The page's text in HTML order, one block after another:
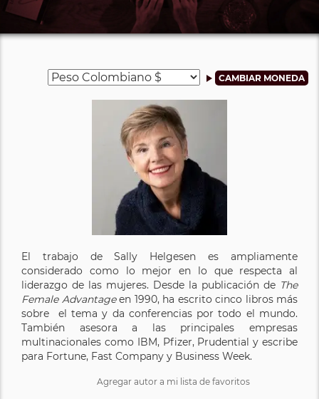
El trabajo de Sally Helgesen es ampliamente
considerado como lo mejor en lo que respecta al
liderazgo de las mujeres. Desde la publicación de The
Female Advantageen 1990, ha escrito cinco libros más
sobre el tema y da conferencias por todo el mundo.
También asesora a las principales empresas
multinacionales como IBM, Pfizer, Prudential y escribe
para Fortune, Fast Company y Business Week.
Agregar autor a mi lista de favoritos